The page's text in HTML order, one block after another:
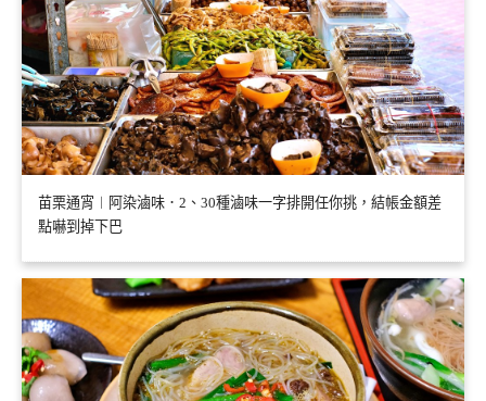
苗栗通宵︱阿染滷味．2、30種滷味一字排開任你挑，結帳金額差
點嚇到掉下巴